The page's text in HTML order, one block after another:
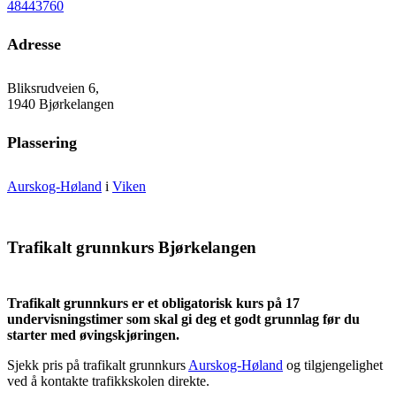
48443760
Adresse
Bliksrudveien 6,
1940 Bjørkelangen
Plassering
Aurskog-Høland i Viken
Trafikalt grunnkurs Bjørkelangen
Trafikalt grunnkurs er et obligatorisk kurs på 17
undervisningstimer som skal gi deg et godt grunnlag før du
starter med øvingskjøringen.
Sjekk pris på trafikalt grunnkurs Aurskog-Høland og tilgjengelighet
ved å kontakte trafikkskolen direkte.